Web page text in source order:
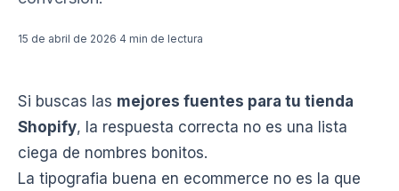
15 de abril de 2026 4 min de lectura
Si buscas las mejores fuentes para tu tienda
Shopify, la respuesta correcta no es una lista
ciega de nombres bonitos.
La tipografia buena en ecommerce no es la que